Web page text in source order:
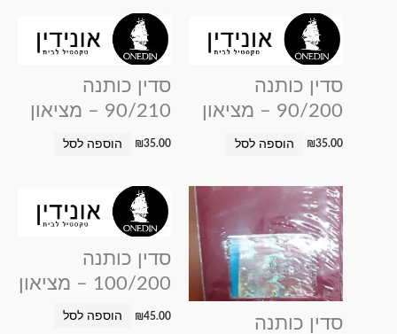
סדין כותנה
90/200 – מציאון
₪35.00 הוספה לסל
סדין כותנה
90/210 – מציאון
₪35.00 הוספה לסל
סדין כותנה
סדין כותנה
100/200 – מציאון
₪45.00 הוספה לסל